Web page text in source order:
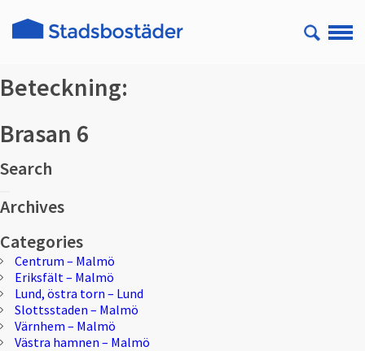
Beteckning:
Brasan 6
Search
efter:
Archives
Categories
Centrum – Malmö
Eriksfält – Malmö
Lund, östra torn – Lund
Slottsstaden – Malmö
Värnhem – Malmö
Västra hamnen – Malmö